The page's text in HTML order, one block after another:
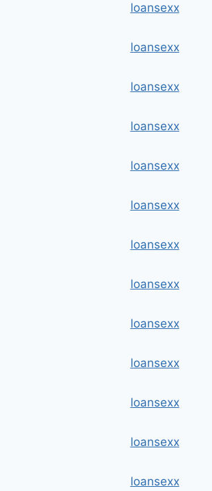
loansexx
loansexx
loansexx
loansexx
loansexx
loansexx
loansexx
loansexx
loansexx
loansexx
loansexx
loansexx
loansexx